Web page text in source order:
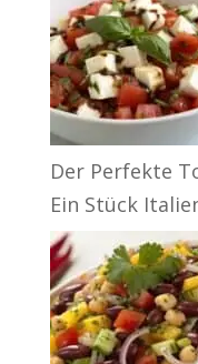
Der Perfekte
Ein Stück